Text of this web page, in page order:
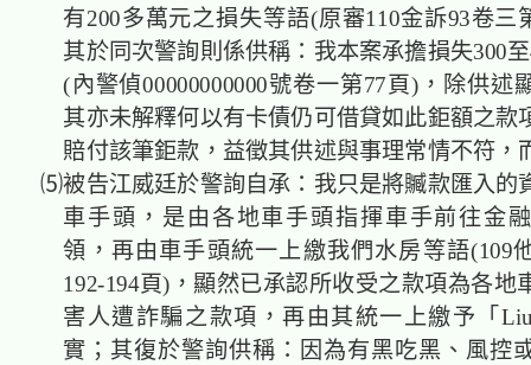
有200多萬元之損失等語(原審110金訴93卷三
其於同次警詢則係供稱：我本案承擔損失300
(內警偵00000000000號卷一第77頁)，除供述
其亦未解釋何以有卡債仍可借貸如此鉅額之款
賠付該筆鉅款，益徵其供述與事理常情不符
⑸被告江威廷於警詢自承：我只是將贓款匯入的
車手頭，是由各地車手頭指揮車手前往金
領，再由車手頭統一上繳我們水房等語(109
192-194頁)，顯然已承認所收受之款項為各地
害人遭詐騙之款項，再由其統一上繳予「
實；其復於警詢供稱：因為有黑吃黑、風控